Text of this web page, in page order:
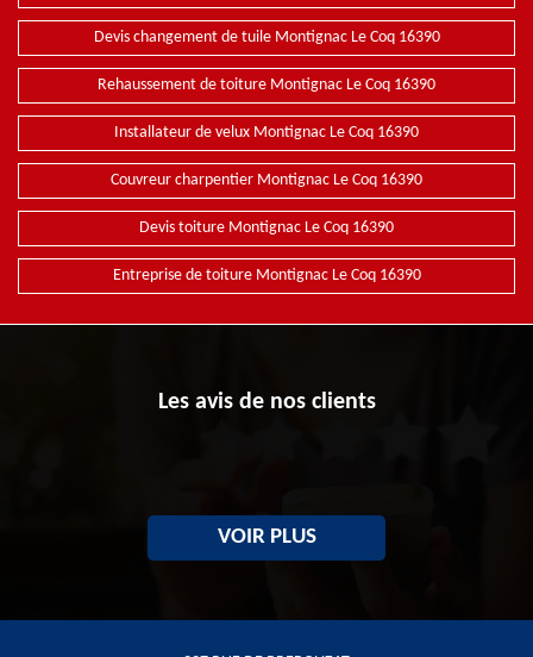
Devis changement de tuile Montignac Le Coq 16390
Rehaussement de toiture Montignac Le Coq 16390
Installateur de velux Montignac Le Coq 16390
Couvreur charpentier Montignac Le Coq 16390
Devis toiture Montignac Le Coq 16390
Entreprise de toiture Montignac Le Coq 16390
Les avis de nos clients
VOIR PLUS